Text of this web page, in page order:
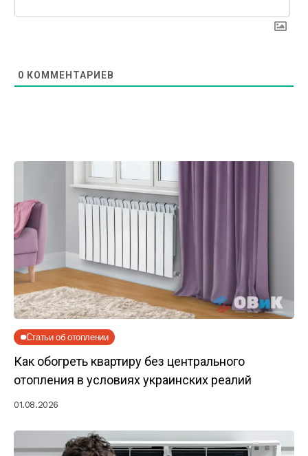
0 КОММЕНТАРИЕВ
Статьи об отоплении
Как обогреть квартиру без центрального
отопления в условиях украинских реалий
01.08.2026